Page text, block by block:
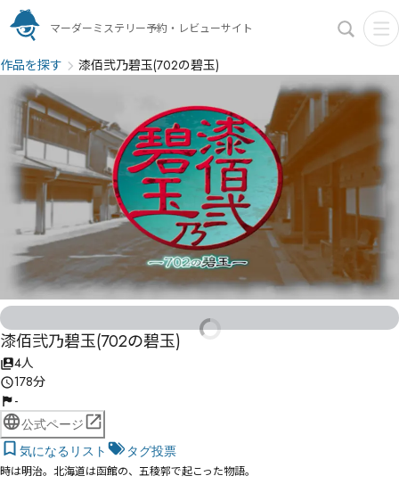
マーダーミステリー予約・レビューサイト
作品を探す 漆佰弐乃碧玉(702の碧玉)
漆佰弐乃碧玉(702の碧玉)
4人
178分
-
公式ページ
気になるリスト
タグ投票
時は明治。北海道は函館の、五稜郭で起こった物語。